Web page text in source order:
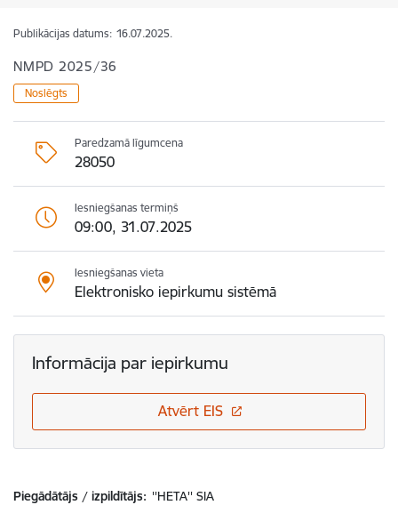
Publikācijas datums: 16.07.2025.
NMPD 2025/36
Noslēgts
Paredzamā līgumcena
28050
Iesniegšanas termiņš
09:00, 31.07.2025
Iesniegšanas vieta
Elektronisko iepirkumu sistēmā
Informācija par iepirkumu
Atvērt EIS
Piegādātājs / izpildītājs: ''HETA'' SIA